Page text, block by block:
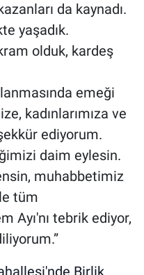
da kaynadı.
yaşadık.
olduk, kardeş
emeği
kadınlarımıza ve
ediyorum.
daim eylesin.
muhabbetimiz
tüm
Ayı'nı tebrik ediyor,